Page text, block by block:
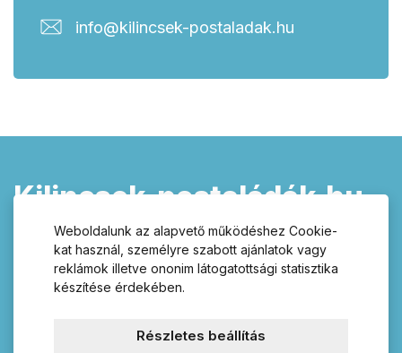
info@kilincsek-postaladak.hu
Kilincsek-postaládák.hu –
válasszon termékeink
széles választékából!
ajtó kilincsek, postaládák, zárak,
fogantyúk és lakatpántok
Weboldalunk az alapvető működéshez Cookie-
kat használ, személyre szabott ajánlatok vagy
reklámok illetve ononim látogatottsági statisztika
készítése érdekében.
Részletes beállítás